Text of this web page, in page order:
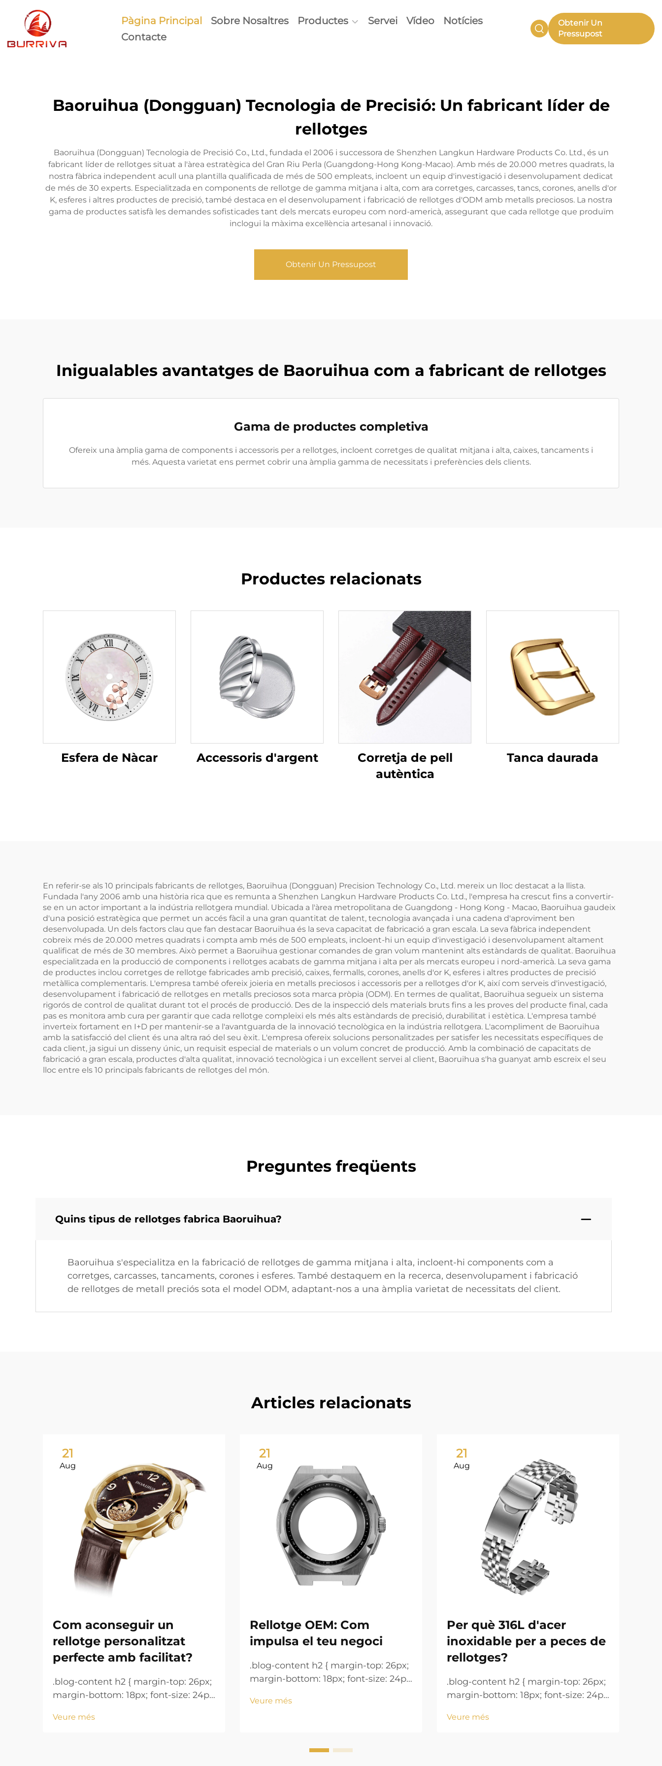
Pàgina Principal Sobre Nosaltres Productes Servei Vídeo
Notícies
Contacte
Obtenir Un
Pressupost
Baoruihua (Dongguan) Tecnologia de Precisió: Un fabricant líder de
rellotges
Baoruihua (Dongguan) Tecnologia de Precisió Co., Ltd., fundada el 2006 i successora de Shenzhen Langkun Hardware Products Co. Ltd., és un
fabricant líder de rellotges situat a l'àrea estratègica del Gran Riu Perla (Guangdong-Hong Kong-Macao). Amb més de 20.000 metres quadrats, la
nostra fàbrica independent acull una plantilla qualificada de més de 500 empleats, incloent un equip d'investigació i desenvolupament dedicat
de més de 30 experts. Especialitzada en components de rellotge de gamma mitjana i alta, com ara corretges, carcasses, tancs, corones, anells d'or
K, esferes i altres productes de precisió, també destaca en el desenvolupament i fabricació de rellotges d'ODM amb metalls preciosos. La nostra
gama de productes satisfà les demandes sofisticades tant dels mercats europeu com nord-americà, assegurant que cada rellotge que produïm
inclogui la màxima excel·lència artesanal i innovació.
Obtenir Un Pressupost
Inigualables avantatges de Baoruihua com a fabricant de rellotges
Gama de productes completiva
Ofereix una àmplia gama de components i accessoris per a rellotges, incloent corretges de qualitat mitjana i alta, caixes, tancaments i
més. Aquesta varietat ens permet cobrir una àmplia gamma de necessitats i preferències dels clients.
Productes relacionats
Esfera de Nàcar Accessoris d'argent
Corretja de pell
autèntica
Tanca daurada
En referir-se als 10 principals fabricants de rellotges, Baoruihua (Dongguan) Precision Technology Co., Ltd. mereix un lloc destacat a la llista.
Fundada l'any 2006 amb una història rica que es remunta a Shenzhen Langkun Hardware Products Co. Ltd., l'empresa ha crescut fins a convertir-
se en un actor important a la indústria rellotgera mundial. Ubicada a l'àrea metropolitana de Guangdong - Hong Kong - Macao, Baoruihua gaudeix
d'una posició estratègica que permet un accés fàcil a una gran quantitat de talent, tecnologia avançada i una cadena d'aproviment ben
desenvolupada. Un dels factors clau que fan destacar Baoruihua és la seva capacitat de fabricació a gran escala. La seva fàbrica independent
cobreix més de 20.000 metres quadrats i compta amb més de 500 empleats, incloent-hi un equip d'investigació i desenvolupament altament
qualificat de més de 30 membres. Això permet a Baoruihua gestionar comandes de gran volum mantenint alts estàndards de qualitat. Baoruihua
especialitzada en la producció de components i rellotges acabats de gamma mitjana i alta per als mercats europeu i nord-americà. La seva gama
de productes inclou corretges de rellotge fabricades amb precisió, caixes, fermalls, corones, anells d'or K, esferes i altres productes de precisió
metàl·lica complementaris. L'empresa també ofereix joieria en metalls preciosos i accessoris per a rellotges d'or K, així com serveis d'investigació,
desenvolupament i fabricació de rellotges en metalls preciosos sota marca pròpia (ODM). En termes de qualitat, Baoruihua segueix un sistema
rigorós de control de qualitat durant tot el procés de producció. Des de la inspecció dels materials bruts fins a les proves del producte final, cada
pas es monitora amb cura per garantir que cada rellotge compleixi els més alts estàndards de precisió, durabilitat i estètica. L'empresa també
inverteix fortament en I+D per mantenir-se a l'avantguarda de la innovació tecnològica en la indústria rellotgera. L'acompliment de Baoruihua
amb la satisfacció del client és una altra raó del seu èxit. L'empresa ofereix solucions personalitzades per satisfer les necessitats específiques de
cada client, ja sigui un disseny únic, un requisit especial de materials o un volum concret de producció. Amb la combinació de capacitats de
fabricació a gran escala, productes d'alta qualitat, innovació tecnològica i un excel·lent servei al client, Baoruihua s'ha guanyat amb escreix el seu
lloc entre els 10 principals fabricants de rellotges del món.
Preguntes freqüents
Quins tipus de rellotges fabrica Baoruihua?
Baoruihua s'especialitza en la fabricació de rellotges de gamma mitjana i alta, incloent-hi components com a
corretges, carcasses, tancaments, corones i esferes. També destaquem en la recerca, desenvolupament i fabricació
de rellotges de metall preciós sota el model ODM, adaptant-nos a una àmplia varietat de necessitats del client.
Articles relacionats
21
Aug
Com aconseguir un
rellotge personalitzat
perfecte amb facilitat?
.blog-content h2 { margin-top: 26px;
margin-bottom: 18px; font-size: 24px
height: normal; } .blog-content h3 {
Veure més
21
Aug
Rellotge OEM: Com
impulsa el teu negoci
.blog-content h2 { margin-top: 26px;
margin-bottom: 18px; font-size: 24px
height: normal; } .blog-content h3 {
Veure més
21
Aug
Per què 316L d'acer
inoxidable per a peces de
rellotges?
.blog-content h2 { margin-top: 26px;
margin-bottom: 18px; font-size: 24px
height: normal; } .blog-content h3 {
Veure més